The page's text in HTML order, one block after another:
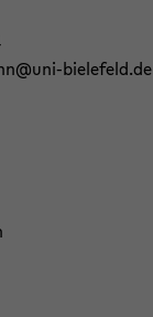
​bielefeld.de